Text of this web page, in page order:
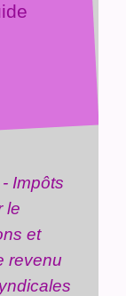
Impôts
le
et
revenu